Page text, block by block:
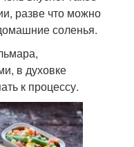
разве что можно
соленья.
в духовке
к процессу.